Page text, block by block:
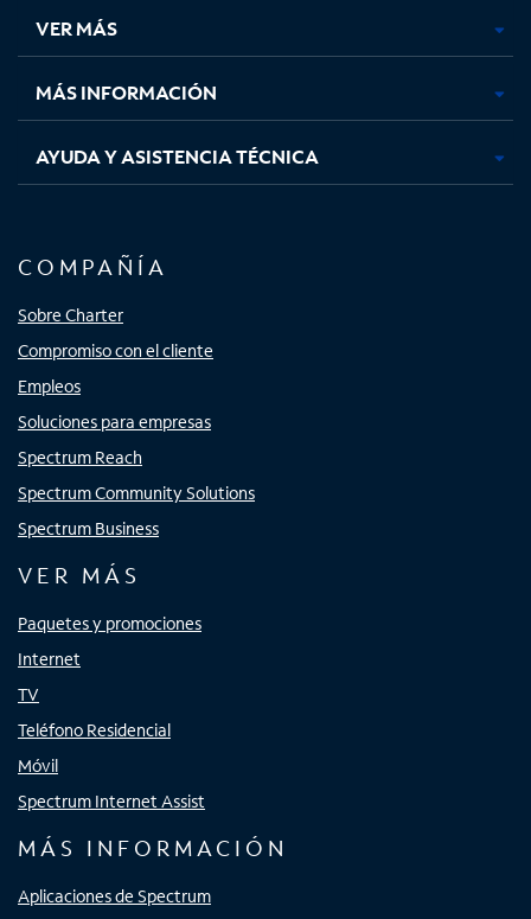
pestaña
nueva
pestaña
nueva
pestaña
nuevanueva
VER MÁS
MÁS INFORMACIÓN
AYUDA Y ASISTENCIA TÉCNICA
COMPAÑÍA
Sobre Charter
Compromiso con el cliente
Empleos
Soluciones para empresas
Spectrum Reach
Spectrum Community Solutions
Spectrum Business
VER MÁS
Paquetes y promociones
Internet
TV
Teléfono Residencial
Móvil
Spectrum Internet Assist
MÁS INFORMACIÓN
Aplicaciones de Spectrum